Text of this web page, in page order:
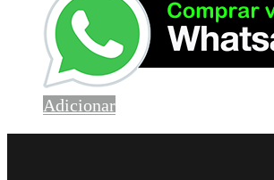
Adicionar